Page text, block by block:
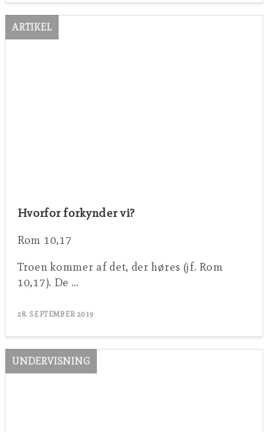
ARTIKEL
Hvorfor forkynder vi?
Rom 10,17
Troen kommer af det, der høres (jf. Rom
10,17). De …
28. SEPTEMBER 2019
UNDERVISNING